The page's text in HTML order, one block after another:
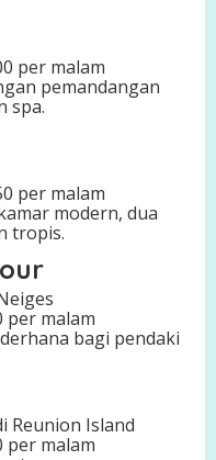
per malam
pemandangan
spa.
per malam
modern, dua
tropis.
per malam
bagi pendaki
Reunion Island
per malam